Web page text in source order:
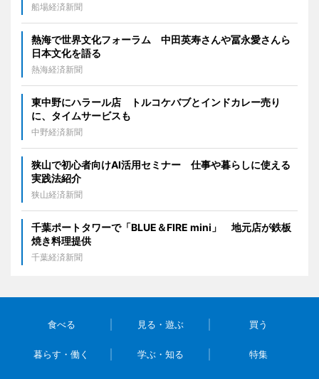
船場経済新聞
熱海で世界文化フォーラム 中田英寿さんや冨永愛さんら
日本文化を語る
熱海経済新聞
東中野にハラール店 トルコケバブとインドカレー売り
に、タイムサービスも
中野経済新聞
狭山で初心者向けAI活用セミナー 仕事や暮らしに使える
実践法紹介
狭山経済新聞
千葉ポートタワーで「BLUE＆FIRE mini」 地元店が鉄板
焼き料理提供
千葉経済新聞
食べる 見る・遊ぶ 買う
暮らす・働く 学ぶ・知る 特集